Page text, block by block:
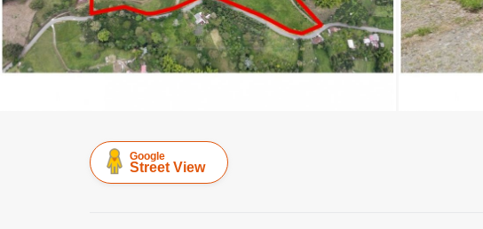
Google
Street View